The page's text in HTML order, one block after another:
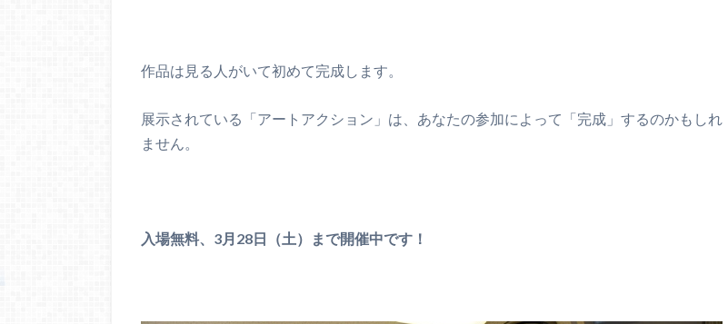
作品は見る人がいて初めて完成します。
展示されている「アートアクション」は、あなたの参加によって「完成」するのかもしれ
ません。
入場無料、3月28日（土）まで開催中です！